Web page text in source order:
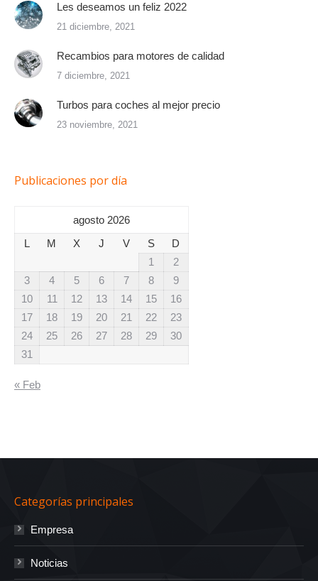
Les deseamos un feliz 2022
21 diciembre, 2021
Recambios para motores de calidad
7 diciembre, 2021
Turbos para coches al mejor precio
23 noviembre, 2021
Publicaciones por día
agosto 2026
L
M X J V S
D
1
2
3
4 5 6 7 8
9
10
11 12 13 14 15
16
17
18 19 20 21 22
23
24
25 26 27 28 29
30
31
« Feb
Categorías principales
Empresa
Noticias